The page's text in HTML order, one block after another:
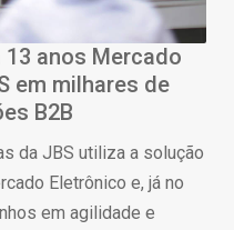
13 anos Mercado
em milhares de
B2B
da JBS utiliza a solução
Eletrônico e, já no
em agilidade e